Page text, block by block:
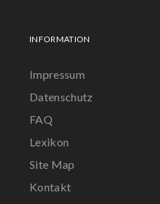
INFORMATION
Impressum
Datenschutz
FAQ
Lexikon
Site Map
Kontakt